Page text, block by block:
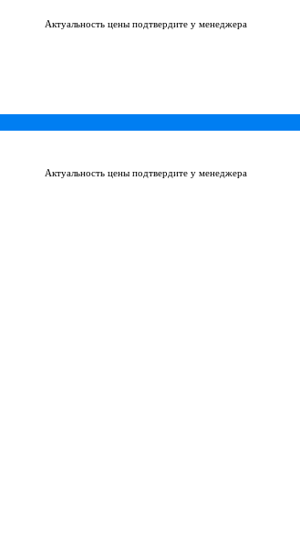
Актуальность цены подтвердите у менеджера
Актуальность цены подтвердите у менеджера